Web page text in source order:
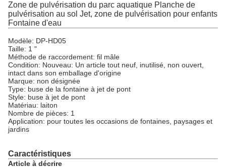
Zone de pulvérisation du parc aquatique Planche de
pulvérisation au sol Jet, zone de pulvérisation pour enfants
Fontaine d'eau
Modèle: DP-HD05
Taille: 1 "
Méthode de raccordement: fil mâle
Condition: Nouveau: Un article tout neuf, inutilisé, non ouvert,
intact dans son emballage d'origine
Marque: non désignée
Type: buse de la fontaine à jet de pont
Style: buse à jet de pont
Matériau: laiton
Nombre de pièces: 1
Application: pour toutes les occasions de fontaines, paysages et
jardins
Caractéristiques
Article à décrire